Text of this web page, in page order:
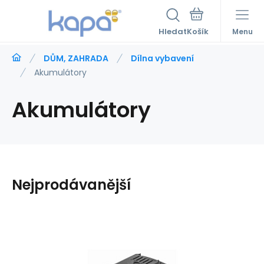
Hledat Menu
DŮM, ZAHRADA
Dílna vybavení
Akumulátory
Akumulátory
Nejprodávanější
Graphite Akumulátor aku
Záruka2roky
1 045Kč